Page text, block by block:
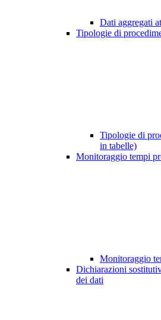
Dati aggregati
Tipologie di
Tipologie di
in tabelle)
Monitoraggio tempi
Monitoraggio
Dichiarazioni
dei dati